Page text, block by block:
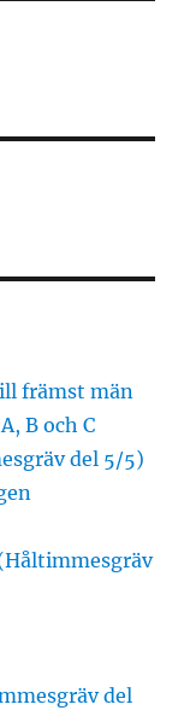
främst män
B och C
del 5/5)
del